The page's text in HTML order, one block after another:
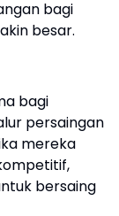
bagi
besar.
bagi
persaingan
mereka
bersaing